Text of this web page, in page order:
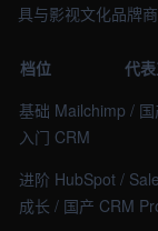
具与影视文化品牌
档位 代
基础
入门
Mailchimp /
CRM
进阶
成长
HubSpot /
/ 国产 CRM